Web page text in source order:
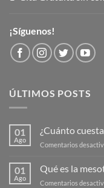
¡Síguenos!
ÚLTIMOS POSTS
01
Ago
¿Cuánto
Comentarios
01
Ago
Qué es la
Comentarios